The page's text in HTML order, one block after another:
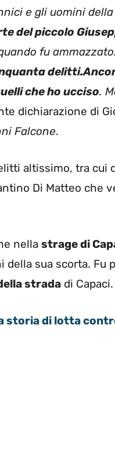
e gli uomini
del piccolo
fu ammazzato.
delitti.
che ho ucciso.
dichiarazione di
Falcone.
altissimo, tra cui
Di Matteo che
nella strage di
sua scorta. Fu
strada di Capaci.
storia di lotta